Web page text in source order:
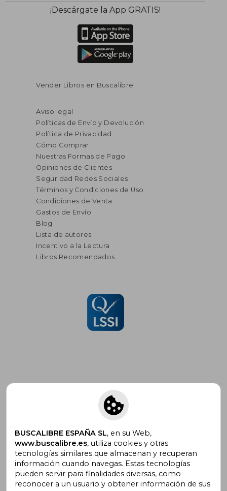
¡Descárgate la App GRATIS!
Vender Libros en Buscalibre
Aviso legal
Políticas de Envío y Devolución
Política de Privacidad
Cómo Comprar
Nuestras Formas de Pago
Opiniones de Clientes
Seguridad Redes Sociales
Términos y Condiciones de Uso
Condiciones de Venta
Gastos de Envío
Blog
Lista de autores
Incentivo a la Lectura
Libros Recomendados
Suscríbete para recibir ofertas y
promociones
¿Necesitas ayuda?
Ir a Centro de Soporte
BUSCALIBRE ESPAÑA SL, en su Web,
www.buscalibre.es, utiliza cookies y otras
tecnologías similares que almacenan y recuperan
información cuando navegas. Estas tecnologías
pueden servir para finalidades diversas, como
reconocer a un usuario y obtener información de sus